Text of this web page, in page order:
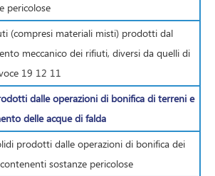
pericolose
(compresi materiali misti) prodotti dal
meccanico dei rifiuti, diversi da quelli di
19 12 11
dalle operazioni di bonifica di terreni e
delle acque di falda
prodotti dalle operazioni di bonifica dei
sostanze pericolose